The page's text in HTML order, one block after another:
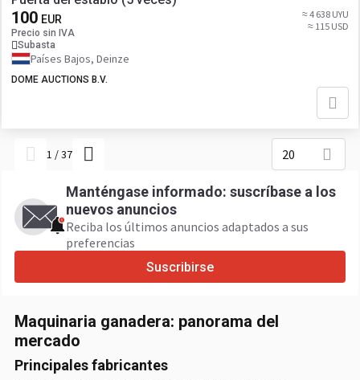
100 EUR
Precio sin IVA
Subasta
≈ 4 638 UYU
≈ 115 USD
Países Bajos, Deinze
DOME AUCTIONS B.V.
1 /37 20
Manténgase informado: suscríbase a los
nuevos anuncios
Reciba los últimos anuncios adaptados a sus
preferencias
Suscribirse
Maquinaria ganadera: panorama del
mercado
Principales fabricantes